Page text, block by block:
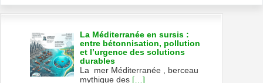
La Méditerranée en sursis :
entre bétonnisation, pollution
et l’urgence des solutions
durables
La mer Méditerranée , berceau
mythique des […]